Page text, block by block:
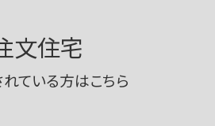
文住宅
ている方はこちら